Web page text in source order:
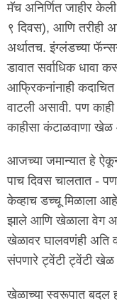
मॅच अनिर्णित जाहीर
९ दिवस), आणि तरीही
अर्थातच. इंग्लंडच्या
डावात सर्वाधिक धावा
आफ्रिकनांनाही
वाटली असावी. पण
काहीसा कंटाळवाणा खेळ
आजच्या जमान्यात हे
पाच दिवस चालतात - पण
केव्हाच डच्चू मिळाला
झाले आणि खेळाला वेग
खेळावर घालवणंही अति
संपणारे ट्वेंटी ट्वेंटी
खेळाच्या स्वरूपात बदल